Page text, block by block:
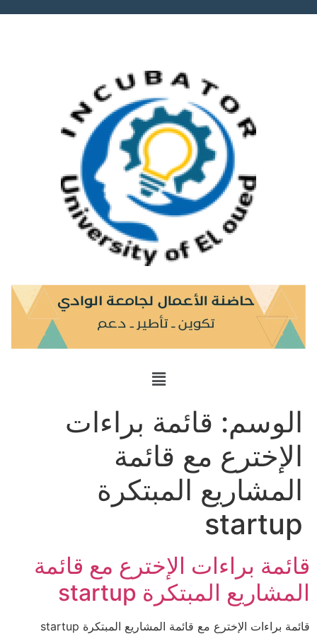
الوسم: قائمة براءات
الإخترع مع قائمة
المشاريع المبتكرة
startup
قائمة براءات الإخترع مع قائمة
المشاريع المبتكرة startup
قائمة براءات الإخترع مع قائمة المشاريع المبتكرة startup